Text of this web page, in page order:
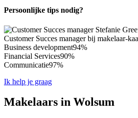
Persoonlijke tips nodig?
Customer Succes manager bij makelaar-
Business development94%
Financial Services90%
Communicatie97%
Ik help je graag
Makelaars in Wolsum